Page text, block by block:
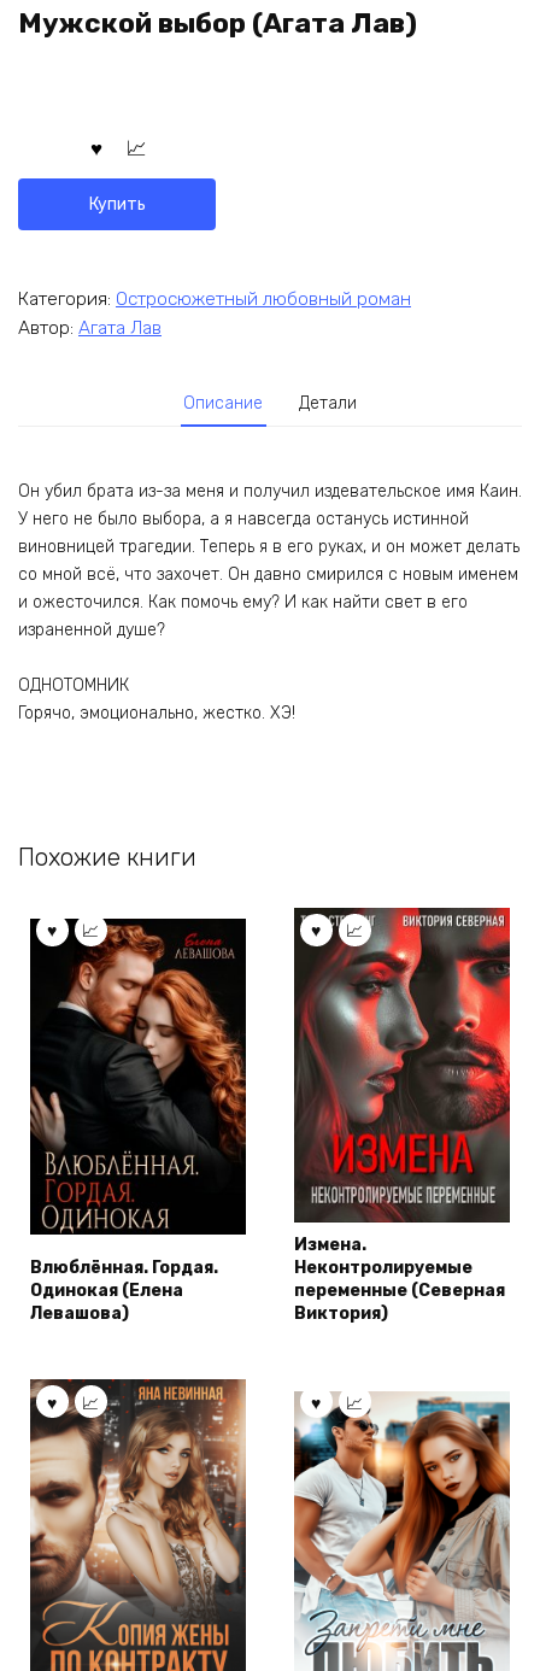
Мужской выбор (Агата Лав)
Купить
Категория: Остросюжетный любовный роман
Автор: Агата Лав
Описание Детали
Он убил брата из-за меня и получил издевательское имя Каин.
У него не было выбора, а я навсегда останусь истинной
виновницей трагедии. Теперь я в его руках, и он может делать
со мной всё, что захочет. Он давно смирился с новым именем
и ожесточился. Как помочь ему? И как найти свет в его
израненной душе?
ОДНОТОМНИК
Горячо, эмоционально, жестко. ХЭ!
Похожие книги
Влюблённая. Гордая.
Одинокая (Елена
Левашова)
Измена.
Неконтролируемые
переменные (Северная
Виктория)